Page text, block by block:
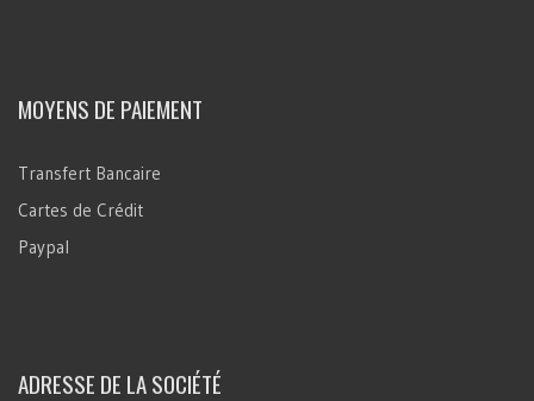
MOYENS DE PAIEMENT
Transfert Bancaire
Cartes de Crédit
Paypal
ADRESSE DE LA SOCIÉTÉ